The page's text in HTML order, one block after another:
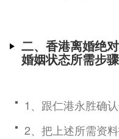
二、香港离婚绝
婚姻状态所需步骤
1、跟仁港永胜确
2、把上述所需资